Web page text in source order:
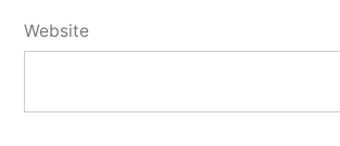
Website